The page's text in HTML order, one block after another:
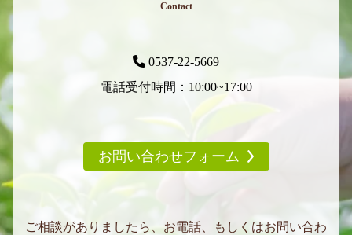
Contact
0537-22-5669
電話受付時間：10:00~17:00
お問い合わせフォーム
ご相談がありましたら、お電話、もしくはお問い合わ